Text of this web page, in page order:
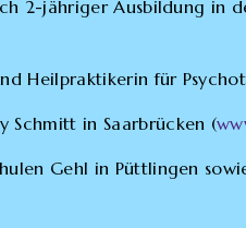
2-jähriger Ausbildung in
Heilpraktikerin für
Schmitt in Saarbrücken (
Gehl in Püttlingen